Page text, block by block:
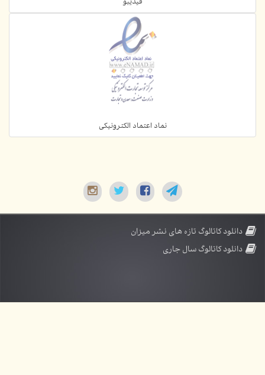
نماد اعتماد الکترونیکی
دانلود کاتالوگ تازه های نشر میزان
دانلود کاتالوگ سال جاری